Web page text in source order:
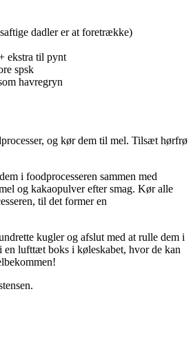
dadler er at foretrække)
ekstra til pynt
spsk
havregryn
og kør dem til mel. Tilsæt hørfrø
i foodprocesseren sammen med
og kakaopulver efter smag. Kør alle
til det former en
kugler og afslut med at rulle dem i
en lufttæt boks i køleskabet, hvor de kan